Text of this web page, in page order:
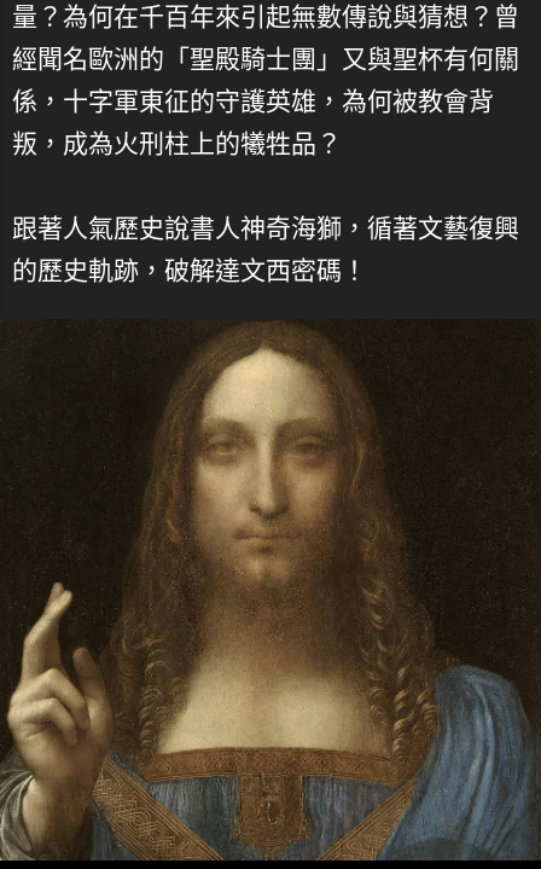
量？為何在千百年來引起無數傳說與猜想？曾
經聞名歐洲的「聖殿騎士團」又與聖杯有何關
係，十字軍東征的守護英雄，為何被教會背
叛，成為火刑柱上的犧牲品？
跟著人氣歷史說書人神奇海獅，循著文藝復興
的歷史軌跡，破解達文西密碼！